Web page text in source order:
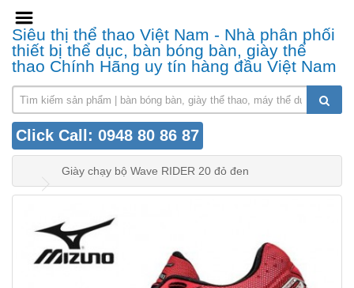
Siêu thị thể thao Việt Nam - Nhà phân phối
thiết bị thể dục, bàn bóng bàn, giày thể
thao Chính Hãng uy tín hàng đầu Việt Nam
Click Call: 0948 80 86 87
Giày chạy bộ Wave RIDER 20 đỏ đen